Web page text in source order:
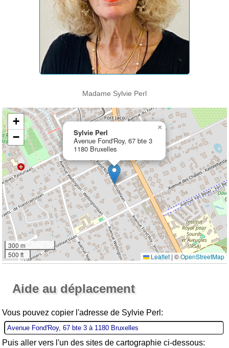
Madame Sylvie Perl
Sylvie Perl
Avenue Fond'Roy, 67 bte 3
1180 Bruxelles
×
+
−
300 m
500 ft
Leaflet | ©OpenStreetMap
Aide au déplacement
Vous pouvez copier l'adresse de Sylvie Perl:
Puis aller vers l'un des sites de cartographie ci-dessous: